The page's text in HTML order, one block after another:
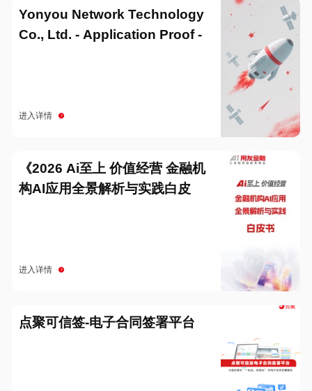
Yonyou Network Technology
Co., Ltd. - Application Proof -
进入详情
《2026 Ai至上 价值经营 金融机
构AI应用全景解析与实践白皮
进入详情
点聚可信签-电子合同签署平台